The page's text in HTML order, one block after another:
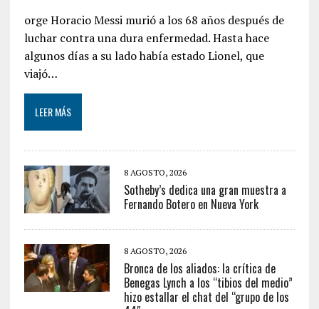
orge Horacio Messi murió a los 68 años después de
luchar contra una dura enfermedad. Hasta hace
algunos días a su lado había estado Lionel, que
viajó…
LEER MÁS
8 AGOSTO, 2026
Sotheby’s dedica una gran muestra a
Fernando Botero en Nueva York
8 AGOSTO, 2026
Bronca de los aliados: la crítica de
Benegas Lynch a los “tibios del medio”
hizo estallar el chat del “grupo de los